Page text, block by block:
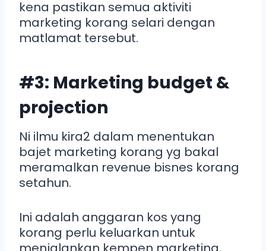
kena pastikan semua aktiviti
marketing korang selari dengan
matlamat tersebut.
#3: Marketing budget &
projection
Ni ilmu kira2 dalam menentukan
bajet marketing korang yg bakal
meramalkan revenue bisnes korang
setahun.
Ini adalah anggaran kos yang
korang perlu keluarkan untuk